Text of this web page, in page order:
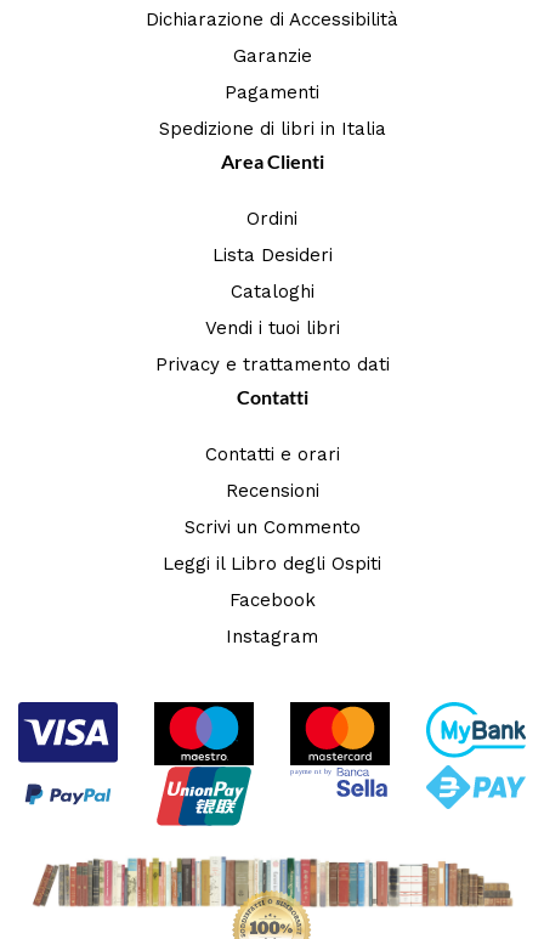
Dichiarazione di Accessibilità
Garanzie
Pagamenti
Spedizione di libri in Italia
Area Clienti
Ordini
Lista Desideri
Cataloghi
Vendi i tuoi libri
Privacy e trattamento dati
Contatti
Contatti e orari
Recensioni
Scrivi un Commento
Leggi il Libro degli Ospiti
Facebook
Instagram